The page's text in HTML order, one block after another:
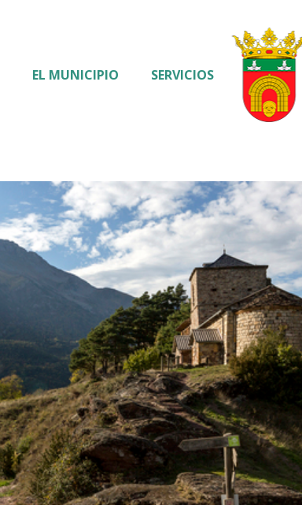
EL MUNICIPIO SERVICIOS